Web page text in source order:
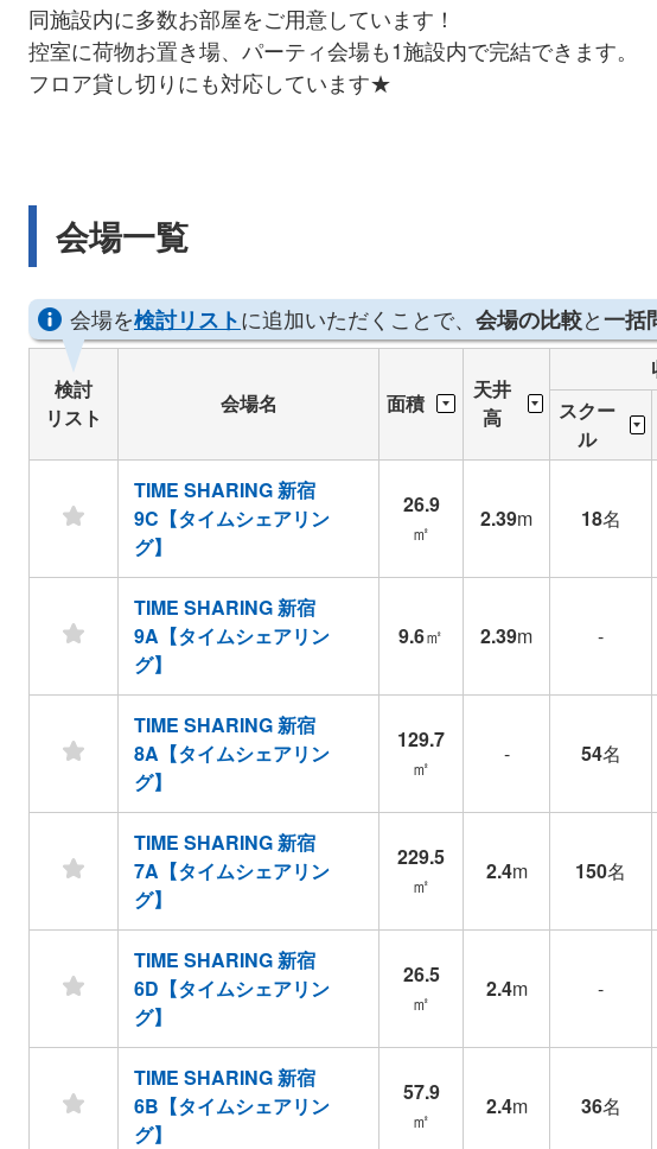
同施設内に多数お部屋をご用意しています！
控室に荷物お置き場、パーティ会場も1施設内で完結できます。
フロア貸し切りにも対応しています★
会場一覧
会場を検討リストに追加いただくことで、 会場の比較と一括
検討
リスト
会場名 面積
天井
高
スクー
ル
TIME SHARING 新宿
9C【タイムシェアリン
グ】
26.9
㎡
2.39m 18名
TIME SHARING 新宿
9A【タイムシェアリン
グ】
9.6㎡ 2.39m -
TIME SHARING 新宿
8A【タイムシェアリン
グ】
129.7
㎡
- 54名
TIME SHARING 新宿
7A【タイムシェアリン
グ】
229.5
㎡
2.4m 150名
TIME SHARING 新宿
6D【タイムシェアリン
グ】
26.5
㎡
2.4m -
TIME SHARING 新宿
6B【タイムシェアリン
グ】
57.9
㎡
2.4m 36名